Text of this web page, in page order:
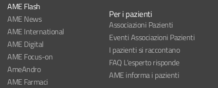
AME Flash
AME News
AME International
AME Digital
AME Focus-on
AmeAndro
AME Farmaci
Per i pazienti
Associazioni Pazienti
Eventi Associazioni Pazienti
I pazienti si raccontano
FAQ L'esperto risponde
AME informa i pazienti